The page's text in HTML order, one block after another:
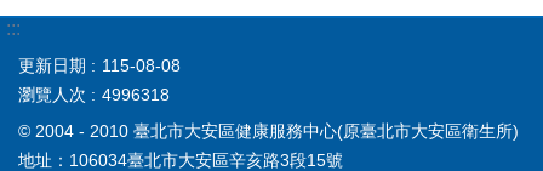
:::
更新日期
115-08-08
瀏覽人次
4996318
© 2004 - 2010 臺北市大安區健康服務中心(原臺北市大安區衛生所)
地址：106034臺北市大安區辛亥路3段15號